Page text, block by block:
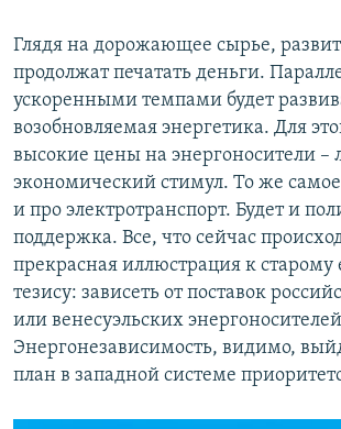
Глядя на дорожающее сырье,
продолжат печатать деньги.
ускоренными темпами будет
возобновляемая энергетика. Для
высокие цены на энергоносители –
экономический стимул. То же
и про электротранспорт. Будет и
поддержка. Все, что сейчас
прекрасная иллюстрация к старому
тезису: зависеть от поставок
или венесуэльских
Энергонезависимость, видимо,
план в западной системе